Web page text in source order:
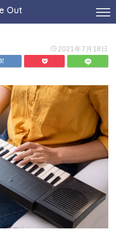
Out
2021年7月18日